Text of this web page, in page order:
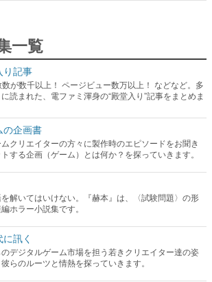
一覧
り記事
が数千以上！ ページビュー数万以上！ などなど。多
読まれた、電ファミ渾身の“殿堂入り”記事をまとめま
の企画書
クリエイターの方々に製作時のエピソードをお聞き
する企画（ゲーム）とは何か？を探っていきます。
を解いてはいけない。『赫本』は、〈試験問題〉の形
ホラー小説集です。
訊く
のデジタルゲーム市場を担う若きクリエイター達の姿
らのルーツと情熱を探っていきます。